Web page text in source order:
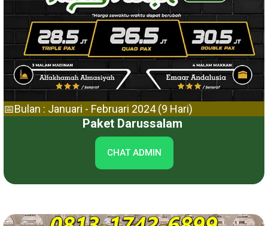
📅Bulan : Januari - Februari 2024 (9 Hari)
Paket Darussalam
CHAT ADMIN